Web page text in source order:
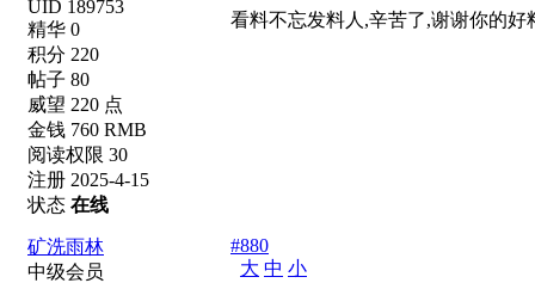
UID 189753
精华 0
积分 220
帖子 80
威望 220 点
金钱 760 RMB
阅读权限 30
注册 2025-4-15
状态 在线
看料不忘发料人,辛苦了,谢谢你的好
矿洗雨林
中级会员
#880
大 中 小